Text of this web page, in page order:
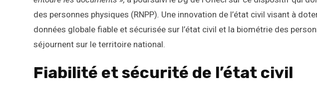
des personnes physiques (RNPP). Une innovation de l’état civil visant à
données globale fiable et sécurisée sur l’état civil et la biométrie des
séjournent sur le territoire national.
Fiabilité et sécurité de l’état civil